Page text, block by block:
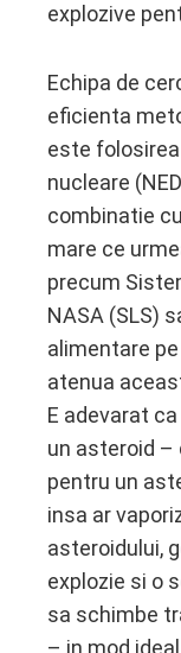
explozive
Echipa de
eficienta
este
nucleare
combinatie
mare ce
precum
NASA (SLS)
alimentare
atenua
E adevarat
un asteroid –
pentru un
insa ar
asteroidului,
explozie si o
sa schimbe